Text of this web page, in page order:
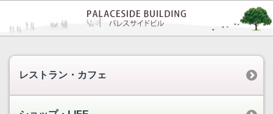
レストラン・カフェ